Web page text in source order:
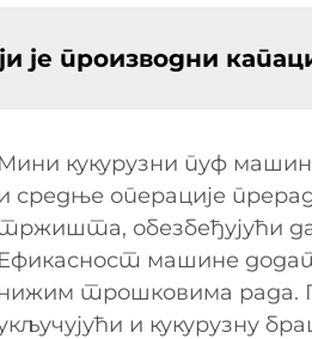
је производни
Мини кукурузни пуф
средње операције
обезбеђујући
Ефикасност машине
трошковима рада.
и кукурузну